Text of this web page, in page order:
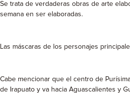
Se trata de verdaderas obras de arte
semana en ser elaboradas.
Las máscaras de los personajes
Cabe mencionar que el centro de
de Irapuato y va hacia Aguascalientes y